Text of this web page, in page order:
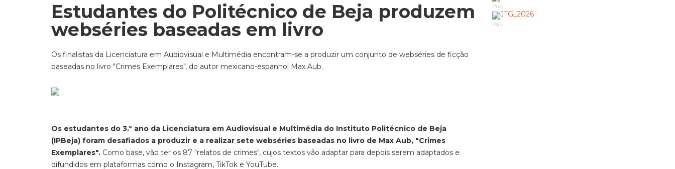
Estudantes do Politécnico de Beja produzem
webséries baseadas em livro
Os finalistas da Licenciatura em Audiovisual e Multimédia encontram-se a produzir um conjunto de webséries de ficção
baseadas no livro "Crimes Exemplares", do autor mexicano-espanhol Max Aub.
Os estudantes do 3.º ano da Licenciatura em Audiovisual e Multimédia do Instituto Politécnico de Beja
(IPBeja) foram desafiados a produzir e a realizar sete webséries baseadas no livro de Max Aub, "Crimes
Exemplares". Como base, vão ter os 87 "relatos de crimes", cujos textos vão adaptar para depois serem adaptados e
difundidos em plataformas como o Instagram, TikTok e YouTube.
Pub
Pub